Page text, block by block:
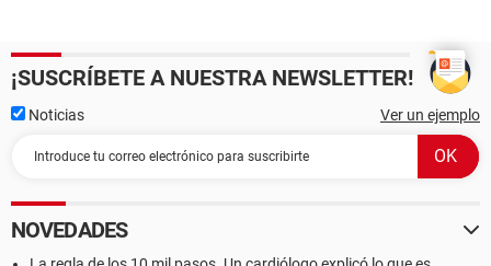
¡SUSCRÍBETE A NUESTRA NEWSLETTER!
Noticias Ver un ejemplo
NOVEDADES